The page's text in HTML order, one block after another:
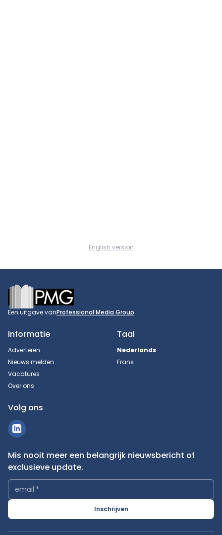
English version
Footer
Een uitgave vanProfessional Media Group
Informatie
Adverteren
Nieuws melden
Vacatures
Over ons
Taal
Nederlands
Frans
Volg ons
Mis nooit meer een belangrijk nieuwsbericht of
exclusieve update.
email *
Inschrijven